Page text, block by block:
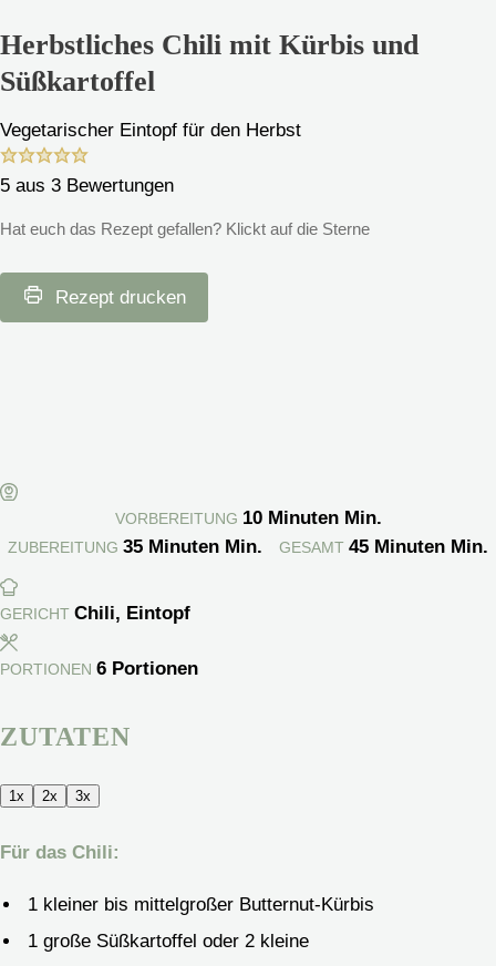
Herbstliches Chili mit Kürbis und
Süßkartoffel
Vegetarischer Eintopf für den Herbst
5 aus 3 Bewertungen
Hat euch das Rezept gefallen? Klickt auf die Sterne
Rezept drucken
VORBEREITUNG 10Minuten Min.
ZUBEREITUNG35 Minuten Min. GESAMT 45Minuten Min.
GERICHT Chili, Eintopf
PORTIONEN 6 Portionen
ZUTATEN
1x 2x 3x
Für das Chili:
1 kleiner bis mittelgroßer Butternut-Kürbis
1 große Süßkartoffel oder 2 kleine